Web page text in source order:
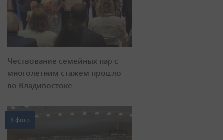
Чествование семейных пар с
многолетним стажем прошло
во Владивостоке
8 фото